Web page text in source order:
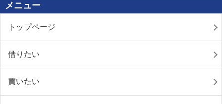
メニュー
トップページ
借りたい
買いたい